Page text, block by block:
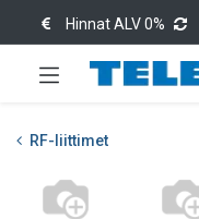
Hinnat ALV 0%
RF-liittimet